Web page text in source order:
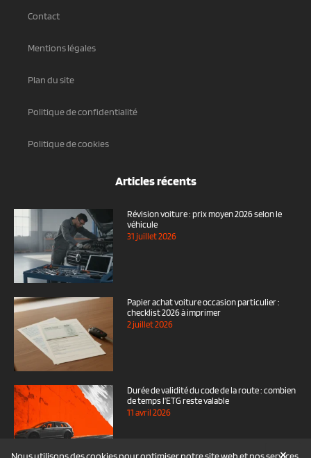
Contact
Mentions légales
Plan du site
Politique de confidentialité
Politique de cookies
Articles récents
Révision voiture : prix moyen 2026 selon le
véhicule
31 juillet 2026
Papier achat voiture occasion particulier :
checklist 2026 à imprimer
2 juillet 2026
Durée de validité du code de la route : combien
de temps l’ETG reste valable
11 avril 2026
×